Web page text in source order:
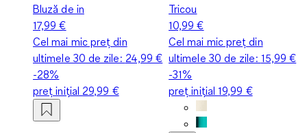
Bluză de in
17,99 €
Cel mai mic preț din
ultimele 30 de zile: 24,99 €
-28%
preț inițial 29,99 €
Tricou
10,99 €
Cel mai mic preț din
ultimele 30 de zile: 15,99 €
-31%
preț inițial19,99 €